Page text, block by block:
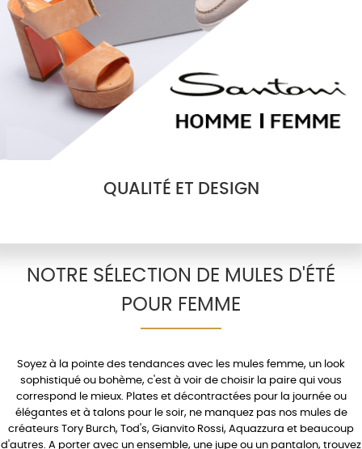
QUALITÉ ET DESIGN
NOTRE SÉLECTION DE MULES D'ÉTÉ
POUR FEMME
Soyez à la pointe des tendances avec les mules femme, un look
sophistiqué ou bohème, c'est à voir de choisir la paire qui vous
correspond le mieux. Plates et décontractées pour la journée ou
élégantes et à talons pour le soir, ne manquez pas nos mules de
créateurs
Tory Burch, Tod's, Gianvito Rossi, Aquazzura et beaucoup
d'autres. A porter avec un ensemble, une jupe ou un pantalon, trouvez